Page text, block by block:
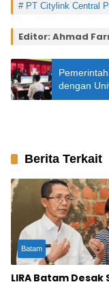
PT Citylink Central
Editor: Ahmad
dengan
Perguruan
Berita Terkait
Batam
LIRA Batam Desak